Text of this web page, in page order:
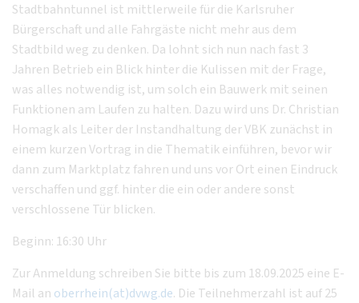
Stadtbahntunnel ist mittlerweile für die Karlsruher
Bürgerschaft und alle Fahrgäste nicht mehr aus dem
Stadtbild weg zu denken. Da lohnt sich nun nach fast 3
Jahren Betrieb ein Blick hinter die Kulissen mit der Frage,
was alles notwendig ist, um solch ein Bauwerk mit seinen
Funktionen am Laufen zu halten. Dazu wird uns Dr. Christian
Homagk als Leiter der Instandhaltung der VBK zunächst in
einem kurzen Vortrag in die Thematik einführen, bevor wir
dann zum Marktplatz fahren und uns vor Ort einen Eindruck
verschaffen und ggf. hinter die ein oder andere sonst
verschlossene Tür blicken.
Beginn: 16:30 Uhr
Zur Anmeldung schreiben Sie bitte bis zum 18.09.2025 eine E-
Mail an oberrhein(at)dvwg.de. Die Teilnehmerzahl ist auf 25